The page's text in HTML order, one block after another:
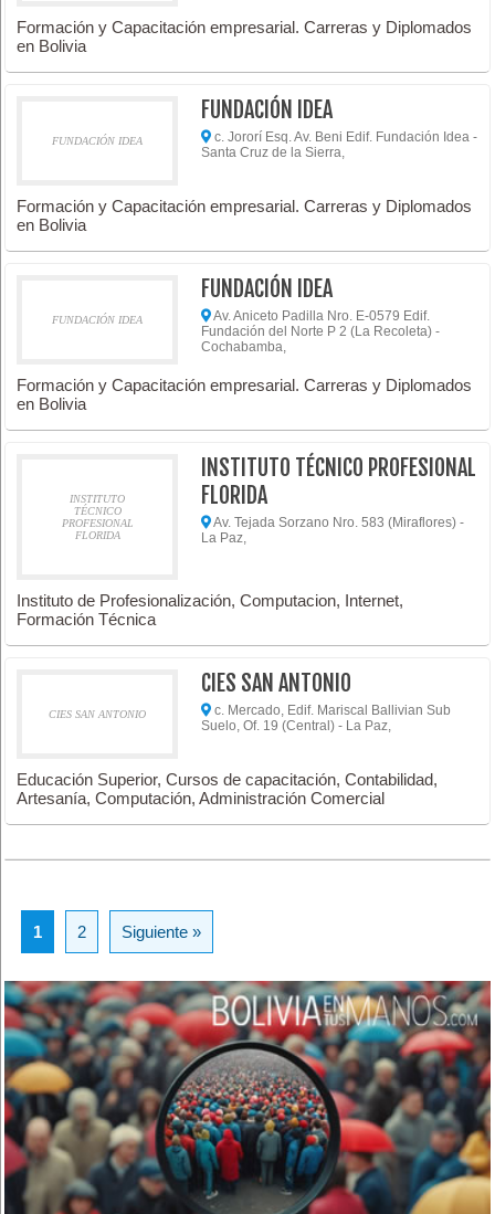
Formación y Capacitación empresarial. Carreras y Diplomados
en Bolivia
FUNDACIÓN IDEA
FUNDACIÓN IDEA
c. Jororí Esq. Av. Beni Edif. Fundación Idea -
Santa Cruz de la Sierra,
Formación y Capacitación empresarial. Carreras y Diplomados
en Bolivia
FUNDACIÓN IDEA
FUNDACIÓN IDEA
Av. Aniceto Padilla Nro. E-0579 Edif.
Fundación del Norte P 2 (La Recoleta) -
Cochabamba,
Formación y Capacitación empresarial. Carreras y Diplomados
en Bolivia
INSTITUTO
TÉCNICO
PROFESIONAL
FLORIDA
INSTITUTO TÉCNICO PROFESIONAL
FLORIDA
Av. Tejada Sorzano Nro. 583 (Miraflores) -
La Paz,
Instituto de Profesionalización, Computacion, Internet,
Formación Técnica
CIES SAN ANTONIO
CIES SAN ANTONIO
c. Mercado, Edif. Mariscal Ballivian Sub
Suelo, Of. 19 (Central) - La Paz,
Educación Superior, Cursos de capacitación, Contabilidad,
Artesanía, Computación, Administración Comercial
1 2 Siguiente »